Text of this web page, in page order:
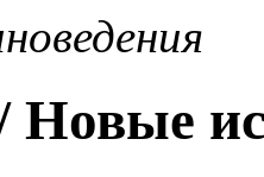
Новые